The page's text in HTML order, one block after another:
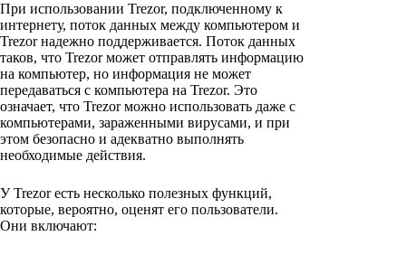
При использовании Trezor, подключенному к
интернету, поток данных между компьютером и
Trezor надежно поддерживается. Поток данных
таков, что Trezor может отправлять информацию
на компьютер, но информация не может
передаваться с компьютера на Trezor. Это
означает, что Trezor можно использовать даже с
компьютерами, зараженными вирусами, и при
этом безопасно и адекватно выполнять
необходимые действия.
У Trezor есть несколько полезных функций,
которые, вероятно, оценят его пользователи.
Они включают: